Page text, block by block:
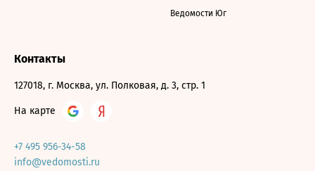
Ведомости Юг
Контакты
127018, г. Москва, ул. Полковая, д. 3, стр. 1
На карте
+7 495 956-34-58
info@vedomosti.ru